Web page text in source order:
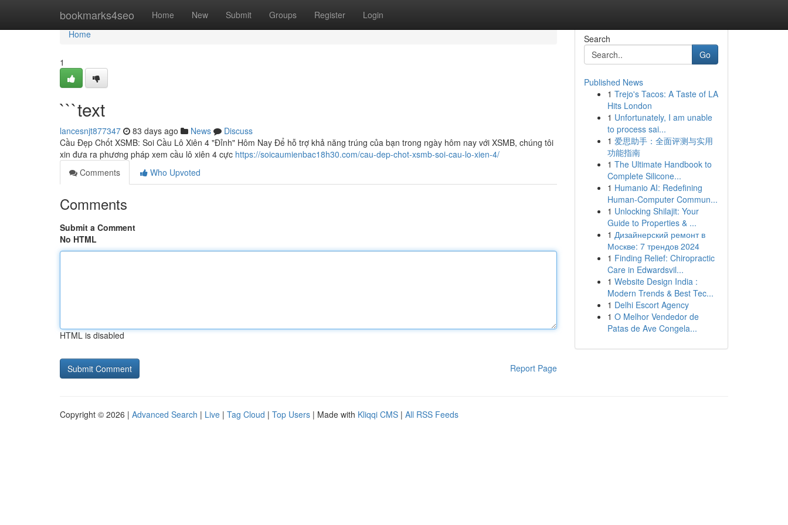
bookmarks4seo Home New Submit Groups Register Login
Home
Home
1
```text
lancesnjt877347 83 days ago News
Discuss
Cầu Đẹp Chốt XSMB: Soi Cầu Lô Xiên 4 "Đỉnh" Hôm Nay Để hỗ trợ khả năng trúng của bạn trong ngày hôm nay với XSMB, chúng tôi
xin đưa ra phương pháp xem cầu lô xiên 4 cực https://soicaumienbac18h30.com/cau-dep-chot-xsmb-soi-cau-lo-xien-4/
Comments
Who Upvoted
Comments
Submit a Comment
No HTML
HTML is disabled
Report Page
Search
Go
Published News
1 Trejo's Tacos: A Taste of LA
Hits London
1 Unfortunately, I am unable
to process sai...
1 爱思助手：全面评测与实用
功能指南
1 The Ultimate Handbook to
Complete Silicone...
1 Humanio AI: Redefining
Human-Computer Commun...
1 Unlocking Shilajit: Your
Guide to Properties & ...
1 Дизайнерский ремонт в
Москве: 7 трендов 2024
1 Finding Relief: Chiropractic
Care in Edwardsvil...
1 Website Design India :
Modern Trends & Best Tec...
1 Delhi Escort Agency
1 O Melhor Vendedor de
Patas de Ave Congela...
Copyright © 2026 | Advanced Search | Live | Tag Cloud | Top Users | Made with Kliqqi CMS | All RSS Feeds